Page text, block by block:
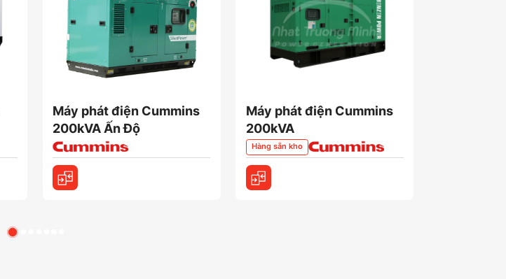
Máy phát điện Cummins
200kVA Ấn Độ
Máy phát điện Cummins
200kVA
Hàng sẵn kho